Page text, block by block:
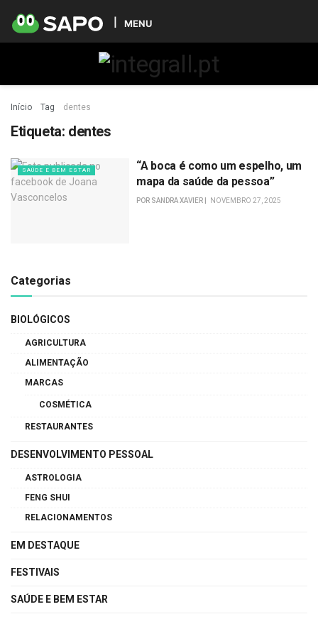
MENU
Início Tag dentes
Etiqueta: dentes
SAÚDE E BEM ESTAR
“A boca é como um espelho, um
mapa da saúde da pessoa”
POR SANDRA XAVIER NOVEMBRO 27, 2025
Categorias
BIOLÓGICOS
AGRICULTURA
ALIMENTAÇÃO
MARCAS
COSMÉTICA
RESTAURANTES
DESENVOLVIMENTO PESSOAL
ASTROLOGIA
FENG SHUI
RELACIONAMENTOS
EM DESTAQUE
FESTIVAIS
SAÚDE E BEM ESTAR